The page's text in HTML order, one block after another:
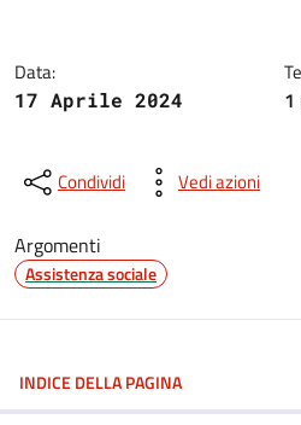
Data:
17 Aprile 2024 1
Condividi Vedi azioni
Argomenti
Assistenza sociale
INDICE DELLA PAGINA